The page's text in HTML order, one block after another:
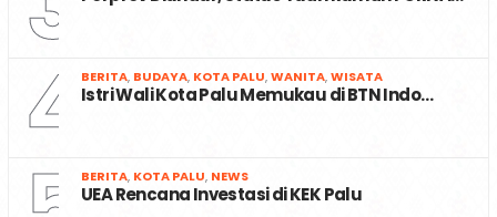
4 BERITA, BUDAYA, KOTA PALU,WANITA,WISATA
Istri Wali Kota Palu Memukau di BTN Indo…
BERITA, KOTA PALU, NEWS
UEA Rencana Investasi di KEK Palu